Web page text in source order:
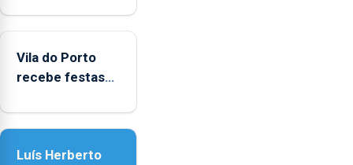
Biblioteca de
Vila do Porto
recebe festas
Nossa Senhora
Luís Herberto